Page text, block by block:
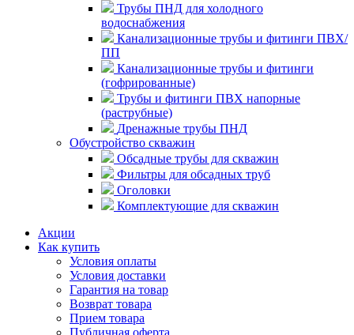
Трубы ПНД для холодного
водоснабжения
Канализационные трубы и фитинги ПВХ/
ПП
Канализационные трубы и фитинги
(гофрированные)
Трубы и фитинги ПВХ напорные
(раструбные)
Дренажные трубы ПНД
Обустройство скважин
Обсадные трубы для скважин
Фильтры для обсадных труб
Оголовки
Комплектующие для скважин
Акции
Как купить
Условия оплаты
Условия доставки
Гарантия на товар
Возврат товара
Прием товара
Публичная оферта